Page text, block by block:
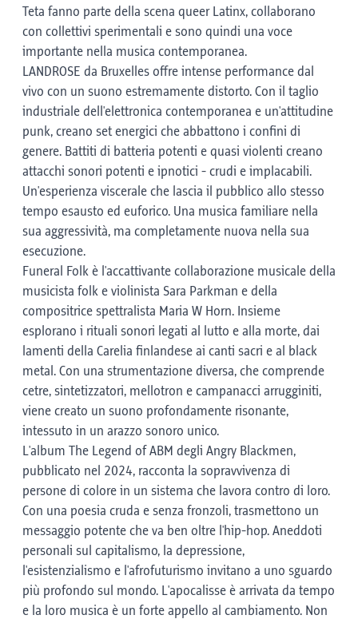
Teta fanno parte della scena queer Latinx, collaborano
con collettivi sperimentali e sono quindi una voce
importante nella musica contemporanea.
LANDROSE da Bruxelles offre intense performance dal
vivo con un suono estremamente distorto. Con il taglio
industriale dell'elettronica contemporanea e un'attitudine
punk, creano set energici che abbattono i confini di
genere. Battiti di batteria potenti e quasi violenti creano
attacchi sonori potenti e ipnotici - crudi e implacabili.
Un'esperienza viscerale che lascia il pubblico allo stesso
tempo esausto ed euforico. Una musica familiare nella
sua aggressività, ma completamente nuova nella sua
esecuzione.
Funeral Folk è l'accattivante collaborazione musicale della
musicista folk e violinista Sara Parkman e della
compositrice spettralista Maria W Horn. Insieme
esplorano i rituali sonori legati al lutto e alla morte, dai
lamenti della Carelia finlandese ai canti sacri e al black
metal. Con una strumentazione diversa, che comprende
cetre, sintetizzatori, mellotron e campanacci arrugginiti,
viene creato un suono profondamente risonante,
intessuto in un arazzo sonoro unico.
L'album The Legend of ABM degli Angry Blackmen,
pubblicato nel 2024, racconta la sopravvivenza di
persone di colore in un sistema che lavora contro di loro.
Con una poesia cruda e senza fronzoli, trasmettono un
messaggio potente che va ben oltre l'hip-hop. Aneddoti
personali sul capitalismo, la depressione,
l'esistenzialismo e l'afrofuturismo invitano a uno sguardo
più profondo sul mondo. L'apocalisse è arrivata da tempo
e la loro musica è un forte appello al cambiamento. Non